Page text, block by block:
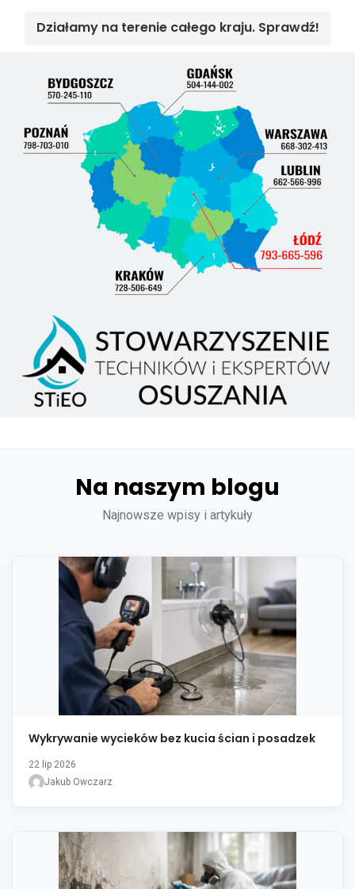
Działamy na terenie całego kraju. Sprawdź!
Na naszym blogu
Najnowsze wpisy i artykuły
Wykrywanie wycieków bez kucia ścian i posadzek
22 lip 2026
Jakub Owczarz